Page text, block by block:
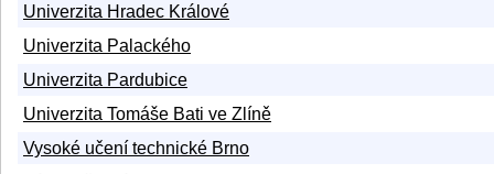
Univerzita Hradec Králové
Univerzita Palackého
Univerzita Pardubice
Univerzita Tomáše Bati ve Zlíně
Vysoké učení technické Brno